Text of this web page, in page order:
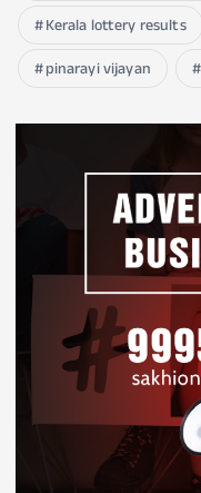
Kerala lottery results
pinarayi vijayan